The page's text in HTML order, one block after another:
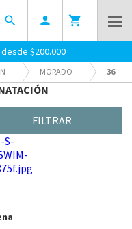
search person shopping_cart
$200.000
MORADO 36
FILTRAR